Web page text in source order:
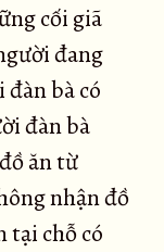
cối giã
đang
bà có
đàn bà
ăn từ
nhận đồ
tại chỗ có